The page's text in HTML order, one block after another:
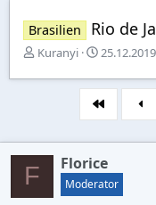
Brasilien Rio de
E
s
l
e
r
Kuranyi
E
s
t
e
l
t
a
m
25.12.2019
Erste
F Florice
Moderator